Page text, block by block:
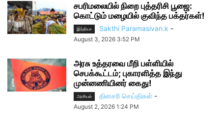
சபரிமலையில் நிறை புத்தரிசி பூஜை:
கொட்டும் மழையில் குவிந்த பக்தர்கள்!
இந்தியா Sakthi Paramasivan.k -
August 3, 2026 3:52 PM
அரசு உத்தரவை மீறி பள்ளியில்
செபக்கூட்டம்; புகாரளித்த இந்து
முன்னணியினர் கைது!
அரசியல் தினசரி செய்திகள் -
August 2, 2026 1:24 PM